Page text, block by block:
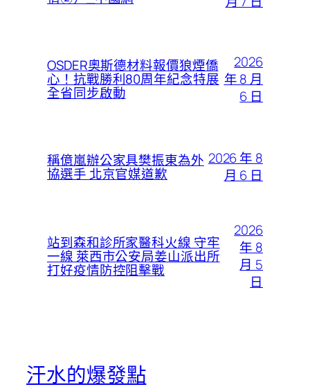
OSDER奧斯德材料報價狼煙僑
心！抗戰勝利80周年紀念特展
全省同步啟動
2026
年 8 月
6 日
稱億嵐辦公家具樊振東為外
協選手 北京官媒道歉
2026 年 8
月 6 日
站到森和診所家醫科火線 守牢
一線 萊西市公安局姜山派出所
打好疫情防控阻擊戰
2026
年 8
月 5
日
汗水的爆發點